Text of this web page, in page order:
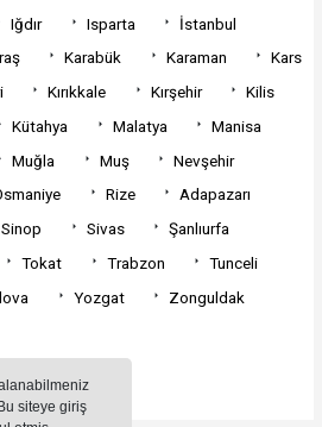
siteye giriş
Iğdır Isparta
İstanbul
Karabük Karaman
Kars
Kırıkkale Kırşehir
Kilis
Kütahya Malatya
Manisa
Muğla Muş
Nevşehir
Rize
Adapazarı
Sinop Sivas
Şanlıurfa
Tokat Trabzon
Tunceli
Yozgat
Zonguldak